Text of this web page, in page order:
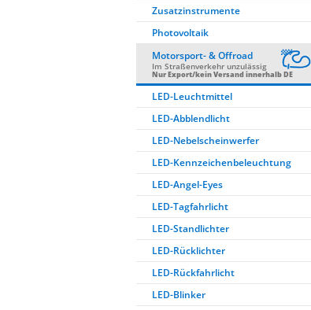
Zusatzinstrumente
Photovoltaik
Motorsport- & Offroad
Im Straßenverkehr unzulässig
Nur Export/kein Versand innerhalb DE
LED-Leuchtmittel
LED-Abblendlicht
LED-Nebelscheinwerfer
LED-Kennzeichenbeleuchtung
LED-Angel-Eyes
LED-Tagfahrlicht
LED-Standlichter
LED-Rücklichter
LED-Rückfahrlicht
LED-Blinker